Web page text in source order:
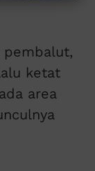
pembalut,
ketat
area